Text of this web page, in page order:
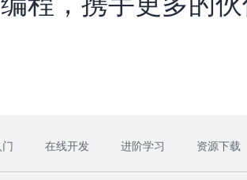
在线开发 进阶学习 资源下载